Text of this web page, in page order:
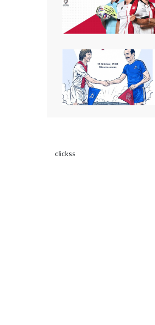
clickss